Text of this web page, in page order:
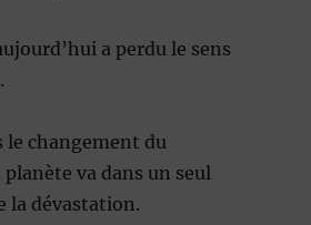
a perdu le sens
le changement du
planète va dans un seul
la dévastation.